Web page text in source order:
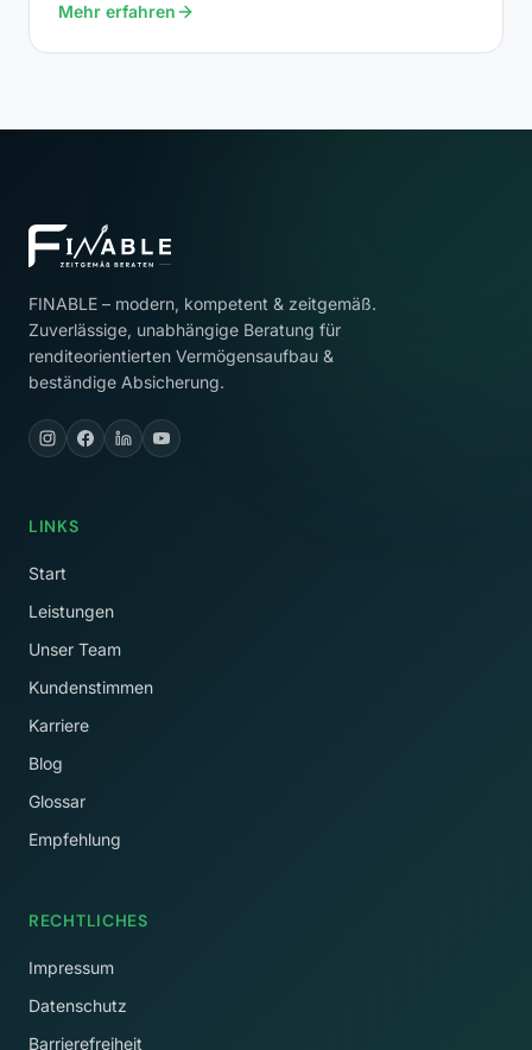
Mehr erfahren
FINABLE – modern, kompetent & zeitgemäß.
Zuverlässige, unabhängige Beratung für
renditeorientierten Vermögensaufbau &
beständige Absicherung.
LINKS
Start
Leistungen
Unser Team
Kundenstimmen
Karriere
Blog
Glossar
Empfehlung
RECHTLICHES
Impressum
Datenschutz
Barrierefreiheit